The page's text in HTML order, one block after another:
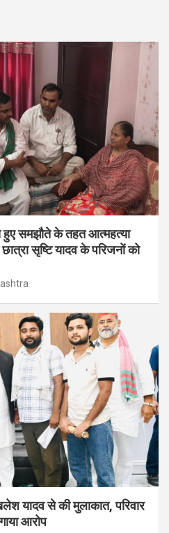
समझौते के तहत आत्महत्या
सृष्टि यादव के परिजनों को
यादव से की मुलाकात, परिवार
आरोप